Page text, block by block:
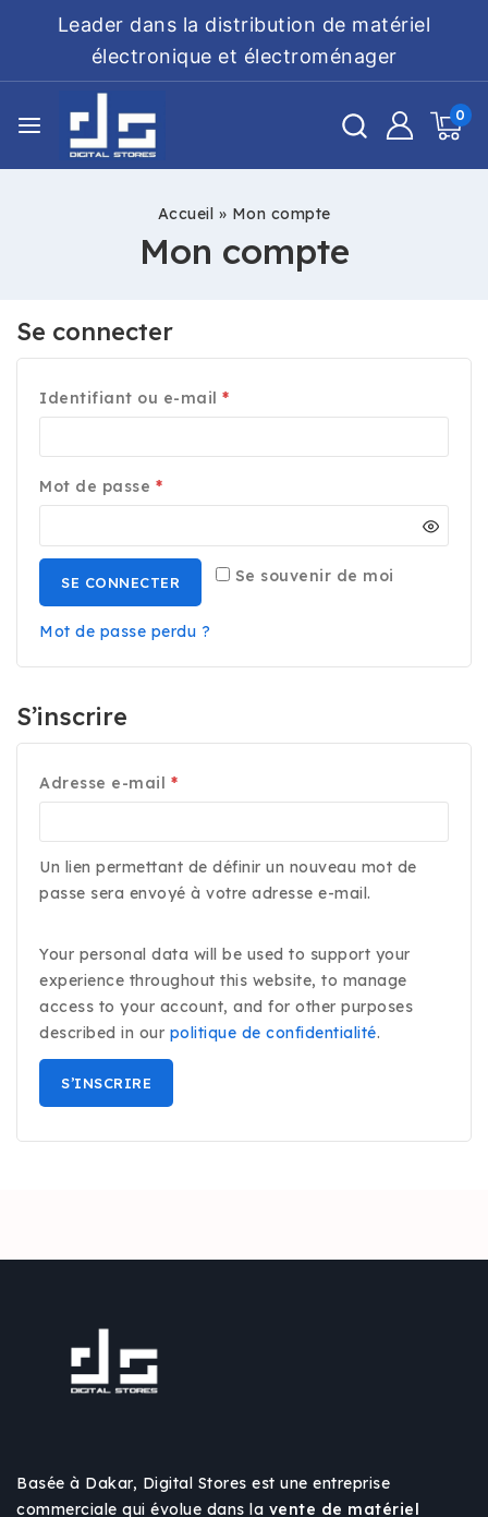
Leader dans la distribution de matériel
électronique et électroménager
0
Accueil » Mon compte
Mon compte
Se connecter
Identifiant ou e-mail *
Mot de passe *
Se souvenir de moi
SE CONNECTER
Mot de passe perdu ?
S’inscrire
Adresse e-mail *
Un lien permettant de définir un nouveau mot de
passe sera envoyé à votre adresse e-mail.
Your personal data will be used to support your
experience throughout this website, to manage
access to your account, and for other purposes
described in our politique de confidentialité.
S’INSCRIRE
Basée à Dakar, Digital Stores est une entreprise
commerciale qui évolue dans la vente de matériel